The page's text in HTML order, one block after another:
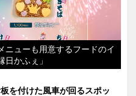
ニューも用意するフードのイ
日かふぇ」
を付けた風車が回るスポッ